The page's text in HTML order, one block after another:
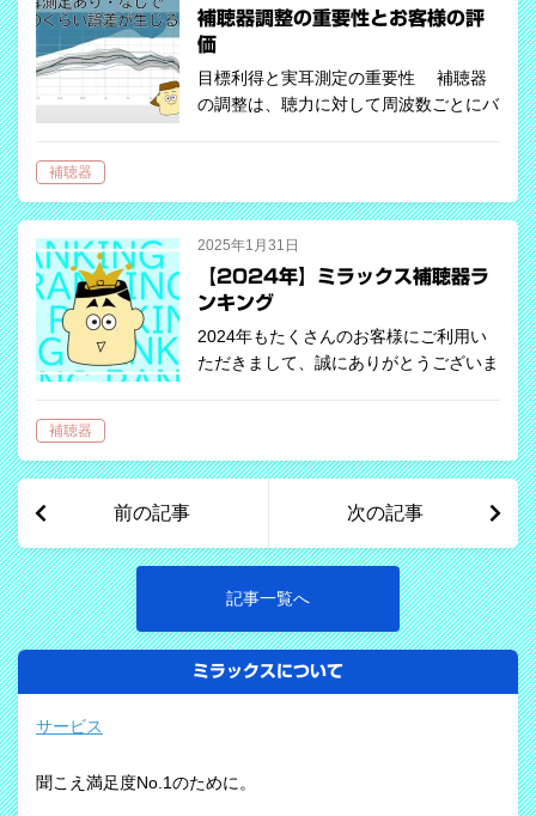
補聴器調整の重要性とお客様の評
価
目標利得と実耳測定の重要性 補聴器
の調整は、聴力に対して周波数ごとにバ
て目標とする利得のことを「目標利得
（ターゲ…
補聴器
2025年1月31日
【2024年】ミラックス補聴器ラ
ンキング
2024年もたくさんのお客様にご利用い
ただきまして、誠にありがとうございま
をランキング形式でご紹介しますので…
補聴器
前の記事 次の記事
記事一覧へ
ミラックスについて
サービス
聞こえ満足度No.1のために。